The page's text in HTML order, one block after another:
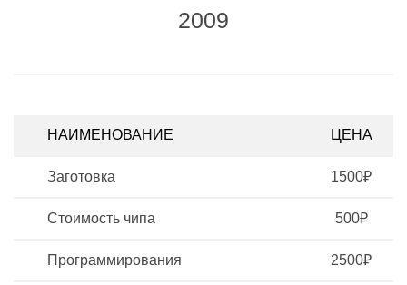
2009
НАИМЕНОВАНИЕ ЦЕНА
Заготовка 1500₽
Стоимость чипа 500₽
Программирования 2500₽